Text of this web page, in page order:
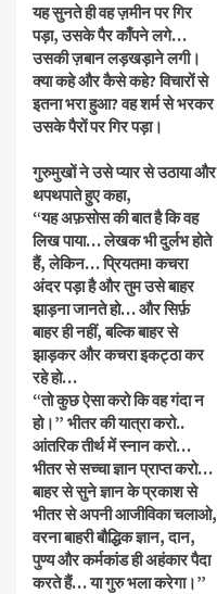
यह सुनते ही वह ज़मीन पर गिर
पड़ा, उसके पैर काँपने लगे…
उसकी ज़बान लड़खड़ाने लगी।
क्या कहे और कैसे कहे? विचारों से
इतना भरा हुआ? वह शर्म से भरकर
उसके पैरों पर गिर पड़ा।
गुरुमुखों ने उसे प्यार से उठाया और
थपथपाते हुए कहा,
“यह अफ़सोस की बात है कि वह
लिख पाया… लेखक भी दुर्लभ होते
हैं, लेकिन… प्रियतम! कचरा
अंदर पड़ा है और तुम उसे बाहर
झाड़ना जानते हो… और सिर्फ़
बाहर ही नहीं, बल्कि बाहर से
झाड़कर और कचरा इकट्ठा कर
रहे हो…
“तो कुछ ऐसा करो कि वह गंदा न
हो।” भीतर की यात्रा करो..
आंतरिक तीर्थ में स्नान करो…
भीतर से सच्चा ज्ञान प्राप्त करो…
बाहर से सुने ज्ञान के प्रकाश से
भीतर से अपनी आजीविका चलाओ,
वरना बाहरी बौद्धिक ज्ञान, दान,
पुण्य और कर्मकांड ही अहंकार पैदा
करते हैं… या गुरु भला करेगा।”